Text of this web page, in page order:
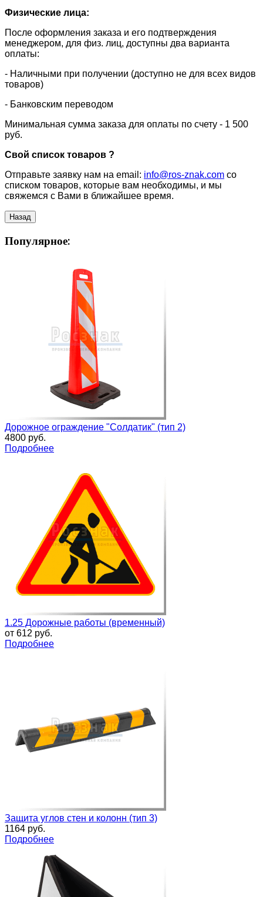
Физические лица:
После оформления заказа и его подтверждения
менеджером, для физ. лиц, доступны два варианта
оплаты:
- Наличными при получении (доступно не для всех видов
товаров)
- Банковским переводом
Минимальная сумма заказа для оплаты по счету - 1 500
руб.
Свой список товаров ?
Отправьте заявку нам на email: info@ros-znak.com со
списком товаров, которые вам необходимы, и мы
свяжемся с Вами в ближайшее время.
Популярное:
Дорожное ограждение "Солдатик" (тип 2)
4800 руб.
Подробнее
1.25 Дорожные работы (временный)
от 612 руб.
Подробнее
Защита углов стен и колонн (тип 3)
1164 руб.
Подробнее